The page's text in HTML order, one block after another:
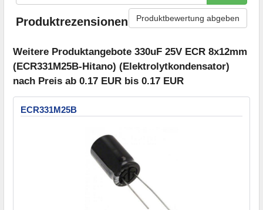
Produktrezensionen Produktbewertung abgeben
Weitere Produktangebote 330uF 25V ECR 8x12mm
(ECR331M25B-Hitano) (Elektrolytkondensator)
nach Preis ab 0.17 EUR bis 0.17 EUR
ECR331M25B